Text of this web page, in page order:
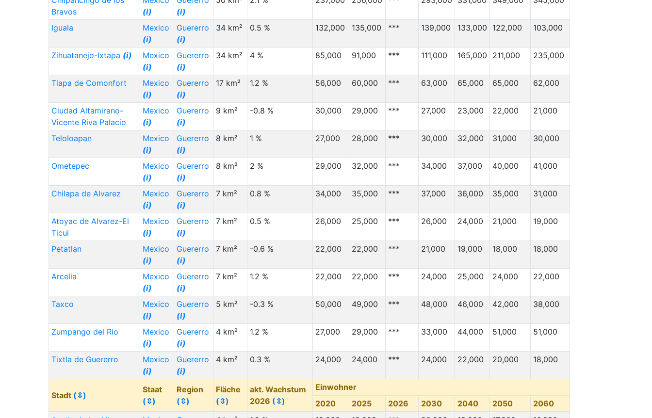
Bravos
(i)
(i)
Iguala
Mexico
(i)
Guererro
(i)
34 km² 0.5 % 132,000 135,000 *** 139,000 133,000 122,000 103,000
Zihuatanejo-Ixtapa (i)
Mexico
(i)
Guererro
(i)
34 km² 4 % 85,000 91,000 *** 111,000 165,000 211,000 235,000
Tlapa de Comonfort
Mexico
(i)
Guererro
(i)
17 km² 1.2 % 56,000 60,000 *** 63,000 65,000 65,000 62,000
Ciudad Altamirano-
Vicente Riva Palacio
Mexico
(i)
Guererro
(i)
9 km² -0.8 % 30,000 29,000 *** 27,000 23,000 22,000 21,000
Teloloapan
Mexico
(i)
Guererro
(i)
8 km² 1 % 27,000 28,000 *** 30,000 32,000 31,000 30,000
Ometepec
Mexico
(i)
Guererro
(i)
8 km² 2 % 29,000 32,000 *** 34,000 37,000 40,000 41,000
Chilapa de Alvarez
Mexico
(i)
Guererro
(i)
7 km² 0.8 % 34,000 35,000 *** 37,000 36,000 35,000 31,000
Atoyac de Alvarez-El
Ticui
Mexico
(i)
Guererro
(i)
7 km² 0.5 % 26,000 25,000 *** 26,000 24,000 21,000 19,000
Petatlan
Mexico
(i)
Guererro
(i)
7 km² -0.6 % 22,000 22,000 *** 21,000 19,000 18,000 18,000
Arcelia
Mexico
(i)
Guererro
(i)
7 km² 1.2 % 22,000 22,000 *** 24,000 25,000 24,000 22,000
Taxco
Mexico
(i)
Guererro
(i)
5 km² -0.3 % 50,000 49,000 *** 48,000 46,000 42,000 38,000
Zumpango del Rio
Mexico
(i)
Guererro
(i)
4 km² 1.2 % 27,000 29,000 *** 33,000 44,000 51,000 51,000
Tixtla de Guererro
Mexico
(i)
Guererro
(i)
4 km² 0.3 % 24,000 24,000 *** 24,000 22,000 20,000 18,000
Stadt (⇳)
Staat
(⇳)
Region
(⇳)
Fläche
(⇳)
akt. Wachstum
2026 (⇳)
Einwohner
2020
2025 2026 2030 2040 2050
2060